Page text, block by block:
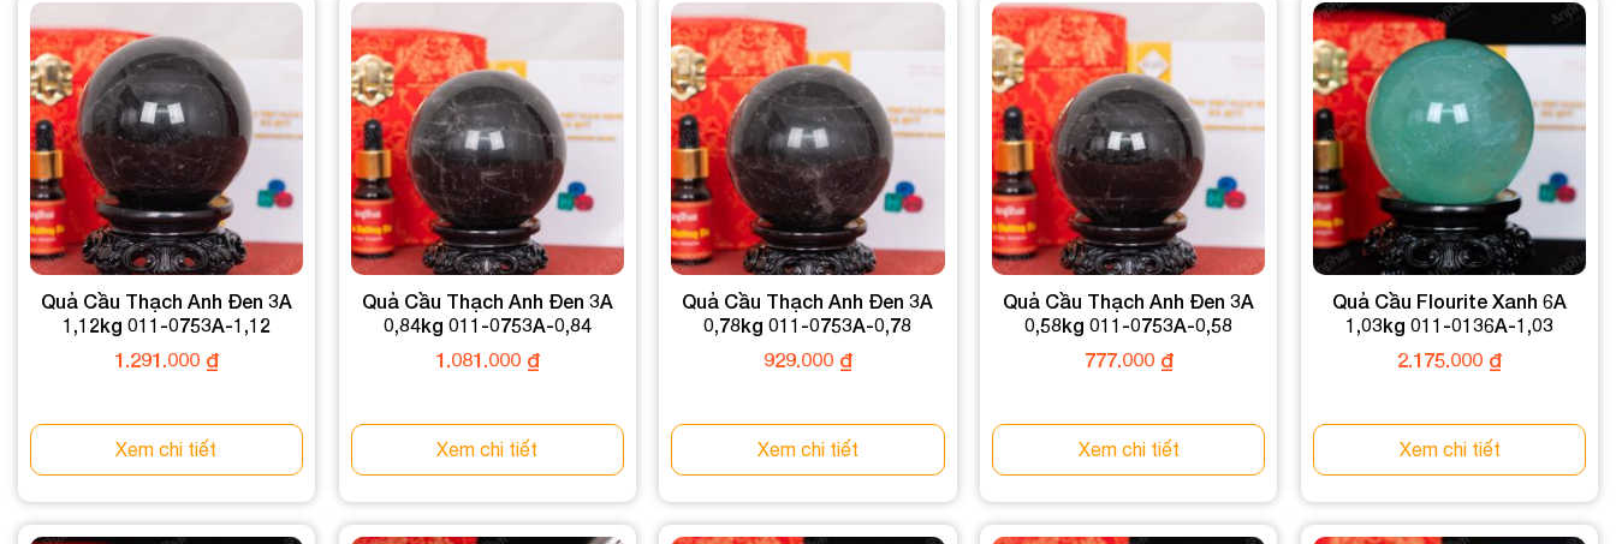
Quả Cầu Thạch Anh Đen 3A
1,12kg 011-0753A-1,12
1.291.000₫
Xem chi tiết
Quả Cầu Thạch Anh Đen 3A
0,84kg 011-0753A-0,84
1.081.000₫
Xem chi tiết
Quả Cầu Thạch Anh Đen 3A
0,78kg 011-0753A-0,78
929.000₫
Xem chi tiết
Quả Cầu Thạch Anh Đen 3A
0,58kg 011-0753A-0,58
777.000₫
Xem chi tiết
Quả Cầu Flourite Xanh 6A
1,03kg 011-0136A-1,03
2.175.000 ₫
Xem chi tiết